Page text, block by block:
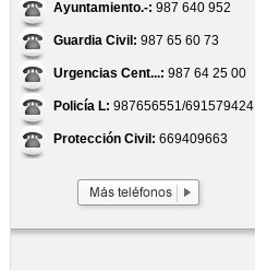
Ayuntamiento.-: 987 640 952
Guardia Civil: 987 65 60 73
Urgencias Cent...: 987 64 25 00
Policía L: 987656551/691579424
Protección Civil: 669409663